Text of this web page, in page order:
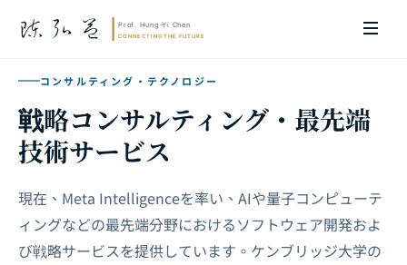
コンサルティング・テクノロジー
戦略コンサルティング・最先端
技術サービス
現在、Meta Intelligenceを率い、AIや量子コンピューテ
ィングなどの最先端分野におけるソフトウェア開発およ
び戦略サービスを提供しています。ケンブリッジ大学の